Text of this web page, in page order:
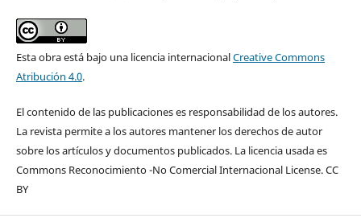
Esta obra está bajo una licencia internacionalCreative Commons
Atribución 4.0.
El contenido de las publicaciones es responsabilidad de los autores.
La revista permite a los autores mantener los derechos de autor
sobre los artículos y documentos publicados. La licencia usada es
Commons Reconocimiento -No Comercial Internacional License. CC
BY